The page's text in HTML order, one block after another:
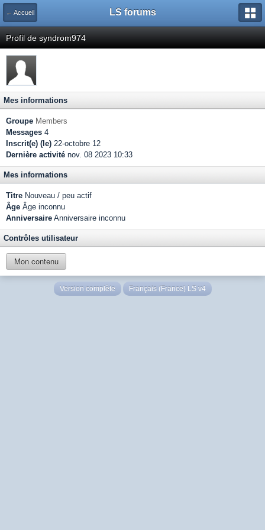
← Accueil LS forums
Profil de syndrom974
Mes informations
Groupe Members
Messages 4
Inscrit(e) (le) 22-octobre 12
Dernière activité nov. 08 2023 10:33
Mes informations
Titre Nouveau / peu actif
Âge Âge inconnu
Anniversaire Anniversaire inconnu
Contrôles utilisateur
Mon contenu
Version complète Français (France) LS v4